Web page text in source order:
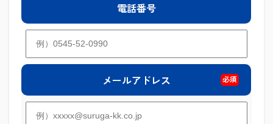
電話番号
メールアドレス 必須